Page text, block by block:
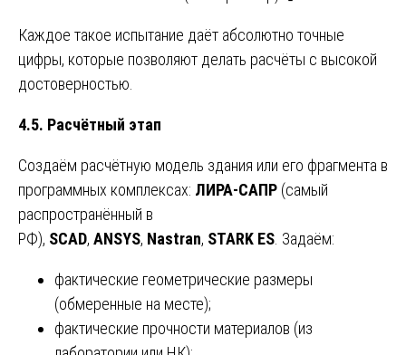
Каждое такое испытание даёт абсолютно точные
цифры, которые позволяют делать расчёты с высокой
достоверностью.
4.5. Расчётный этап
Создаём расчётную модель здания или его фрагмента в
программных комплексах: ЛИРА-САПР (самый
распространённый в
РФ), SCAD, ANSYS, Nastran, STARK ES . Задаём:
фактические геометрические размеры
(обмеренные на месте);
фактические прочности материалов (из